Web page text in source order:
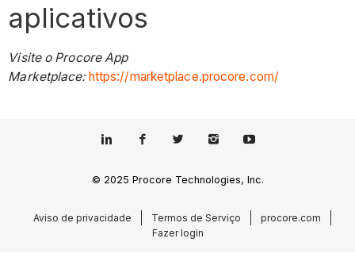
aplicativos
Visite o Procore App
Marketplace: https://marketplace.procore.com/
© 2025 Procore Technologies, Inc.
Aviso de privacidade Termos de Serviço
procore.com
Fazer login